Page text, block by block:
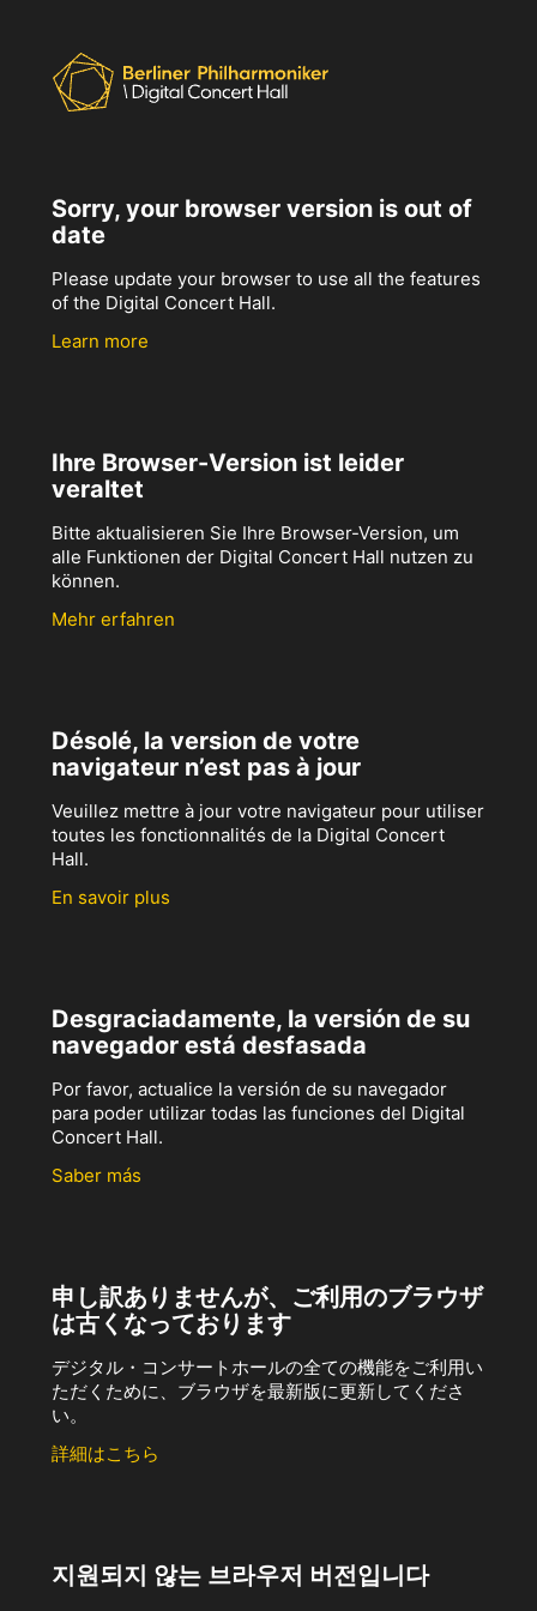
Sorry, your browser version is out of
date
Please update your browser to use all the features
of the Digital Concert Hall.
Learn more
Ihre Browser-Version ist leider
veraltet
Bitte aktualisieren Sie Ihre Browser-Version, um
alle Funktionen der Digital Concert Hall nutzen zu
können.
Mehr erfahren
Désolé, la version de votre
navigateur n’est pas à jour
Veuillez mettre à jour votre navigateur pour utiliser
toutes les fonctionnalités de la Digital Concert
Hall.
En savoir plus
Desgraciadamente, la versión de su
navegador está desfasada
Por favor, actualice la versión de su navegador
para poder utilizar todas las funciones del Digital
Concert Hall.
Saber más
申し訳ありませんが、ご利用のブラウザ
は古くなっております
デジタル・コンサートホールの全ての機能をご利用い
ただくために、ブラウザを最新版に更新してくださ
い。
詳細はこちら
지원되지 않는 브라우저 버전입니다